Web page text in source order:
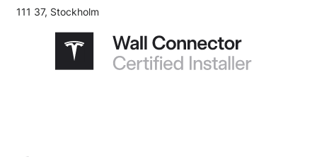
111 37, Stockholm